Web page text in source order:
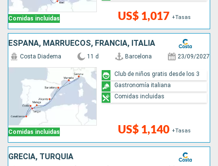
Comidas incluidas US$ 1,017 +Tasas
ESPAÑA, MARRUECOS, FRANCIA, ITALIA
Comidas incluidas
Costa Diadema 11 d Barcelona 23/09/2027
US$ 1,140 +Tasas
Club de niños gratis desde los 3
Gastronomía italiana
Comidas incluidas
GRECIA, TURQUÍA